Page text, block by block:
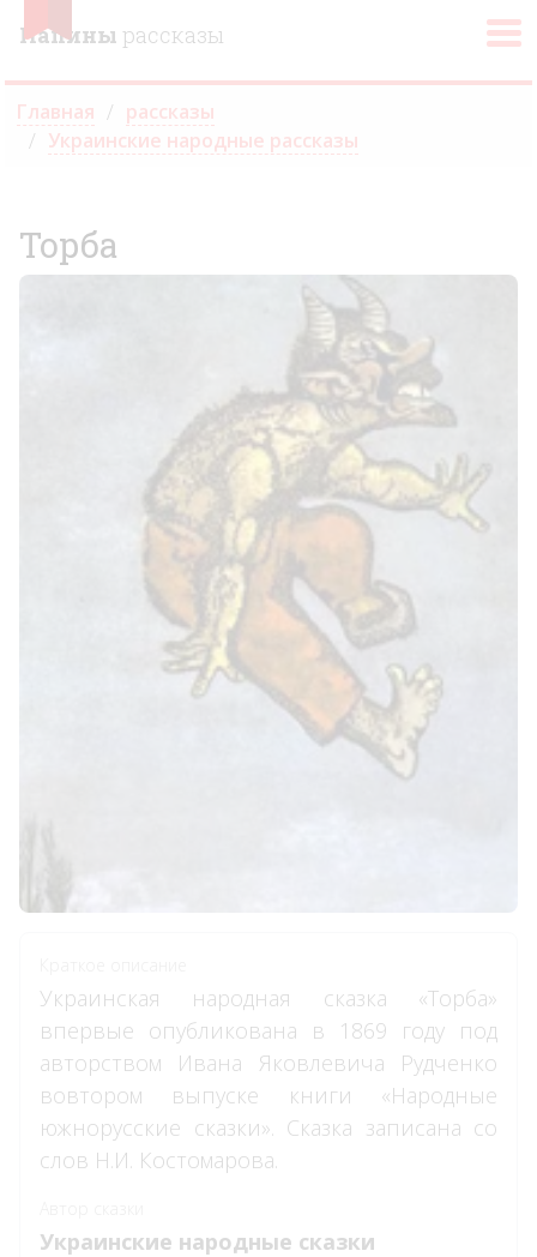
Папины рассказы
Главная
рассказы
Украинские народные рассказы
Торба
Украинская народная сказка «Торба»
впервые опубликована в 1869 году под
авторством Ивана Яковлевича Рудченко
вовтором выпуске книги «Народные
южнорусские сказки». Сказка записана со
слов Н.И. Костомарова.
Украинские народные сказки